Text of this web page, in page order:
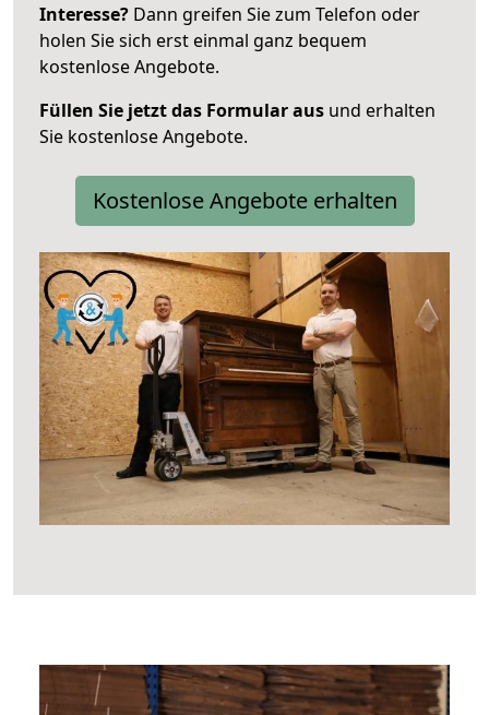
Interesse? Dann greifen Sie zum Telefon oder
holen Sie sich erst einmal ganz bequem
kostenlose Angebote.
Füllen Sie jetzt das Formular aus und erhalten
Sie kostenlose Angebote.
Kostenlose Angebote erhalten